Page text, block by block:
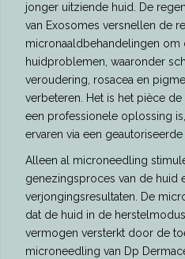
jonger uitziende huid. De
van Exosomes versnellen de
micronaaldbehandelingen om
huidproblemen, waaronder
veroudering, rosacea en
verbeteren. Het is het pièce
een professionele oplossing
ervaren via een geautoriseerde
Alleen al microneedling
genezingsproces van de huid
verjongingsresultaten. De
dat de huid in de
vermogen versterkt door de
microneedling van Dp